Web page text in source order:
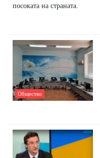
посоката на страната.
Общество